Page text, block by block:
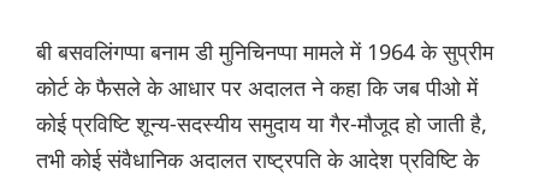
बी बसवलिंगप्पा बनाम डी मुनिचिनप्पा मामले में 1964 के सुप्रीम
कोर्ट के फैसले के आधार पर अदालत ने कहा कि जब पीओ में
कोई प्रविष्टि शून्य-सदस्यीय समुदाय या गैर-मौजूद हो जाती है,
तभी कोई संवैधानिक अदालत राष्ट्रपति के आदेश प्रविष्टि के